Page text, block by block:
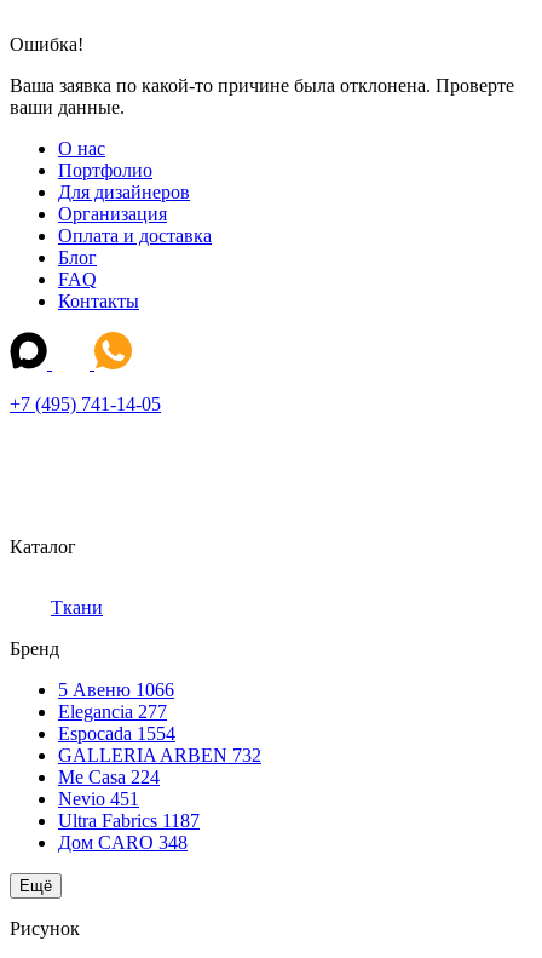
Ошибка!
Ваша заявка по какой-то причине была отклонена. Проверте
ваши данные.
О нас
Портфолио
Для дизайнеров
Организация
Оплата и доставка
Блог
FAQ
Контакты
+7 (495) 741-14-05
Каталог
Ткани
Бренд
5 Авеню 1066
Elegancia 277
Espocada 1554
GALLERIA ARBEN 732
Me Casa 224
Nevio 451
Ultra Fabrics 1187
Дом CARO 348
Ещё
Рисунок